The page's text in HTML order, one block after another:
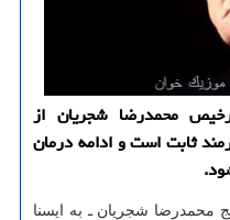
محمدرضا شجریان از
ثابت است و ادامه درمان
شجریان ـ به ایسنا